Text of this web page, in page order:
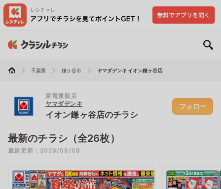
千葉県 鎌ケ谷市 ヤマダデンキ イオン鎌ヶ谷店
家電量販店
ヤマダデンキ
イオン鎌ヶ谷店のチラシ
フォロー
最新のチラシ（全26枚）
最終更新：2026/08/08